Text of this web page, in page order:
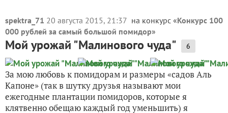
spektra_71 20 августа 2015, 21:37 на конкурс «Конкурс 100
000 рублей за самый большой помидор»
Мой урожай "Малинового чуда" 6
За мою любовь к помидорам и размеры «садов Аль
Капоне» (так в шутку друзья называют мои
ежегодные плантации помидоров, которые я
клятвенно обещаю каждый год уменьшить) я